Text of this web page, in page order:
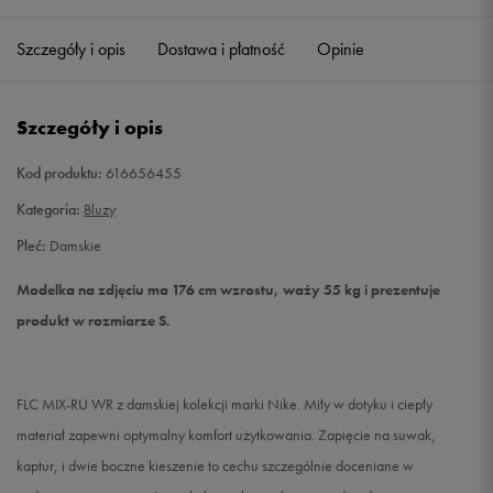
S Powiadom o dostępności
Szczegóły i opis Dostawa i płatność Opinie
Szczegóły i opis
Kod produktu: 616656455
Kategoria: Bluzy
Płeć: Damskie
Modelka na zdjęciu ma 176 cm wzrostu, waży 55 kg i prezentuje
produkt w rozmiarze S.
FLC MIX-RU WR z damskiej kolekcji marki Nike. Miły w dotyku i ciepły
materiał zapewni optymalny komfort użytkowania. Zapięcie na suwak,
kaptur, i dwie boczne kieszenie to cechu szczególnie doceniane w